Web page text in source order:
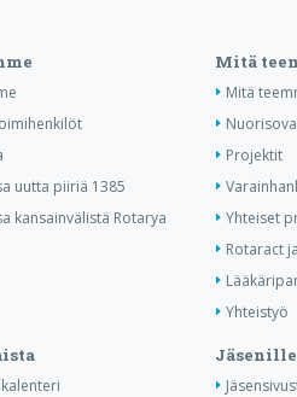
uutta piiriä 1385
kansainvälistä Rotarya
Mitä
Mitä
Projektit
Yhteiset
Rotaract
Yhteistyö
Jäsenille